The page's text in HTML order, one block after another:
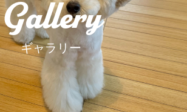
Gallery
ギャラリー